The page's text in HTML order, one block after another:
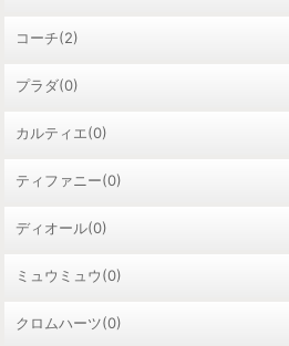
コーチ(2)
プラダ(0)
カルティエ(0)
ティファニー(0)
ディオール(0)
ミュウミュウ(0)
クロムハーツ(0)